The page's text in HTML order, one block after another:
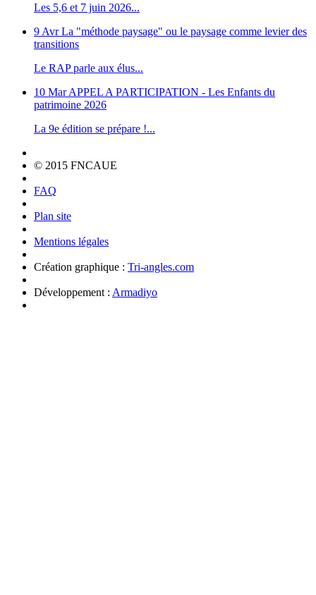
Les 5,6 et 7 juin 2026...
9 Avr La "méthode paysage" ou le paysage comme levier des
transitions
Le RAP parle aux élus...
10 Mar APPEL A PARTICIPATION - Les Enfants du
patrimoine 2026
La 9e édition se prépare !...
© 2015 FNCAUE
FAQ
Plan site
Mentions légales
Création graphique : Tri-angles.com
Développement : Armadiyo